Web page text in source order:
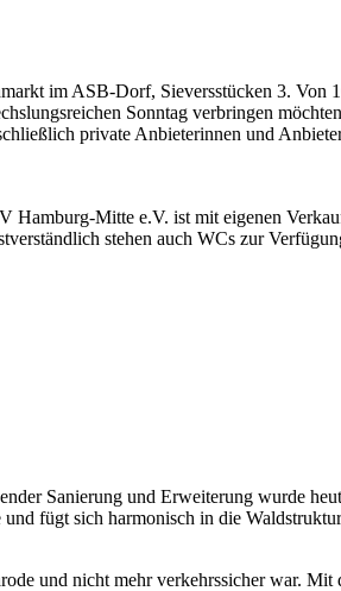
im ASB-Dorf, Sieversstücken 3. Von
Sonntag verbringen
private Anbieterinnen und
Hamburg-Mitte e.V. ist mit eigenen
stehen auch WCs zur
Sanierung und Erweiterung wurde
fügt sich harmonisch in die
und nicht mehr verkehrssicher war.